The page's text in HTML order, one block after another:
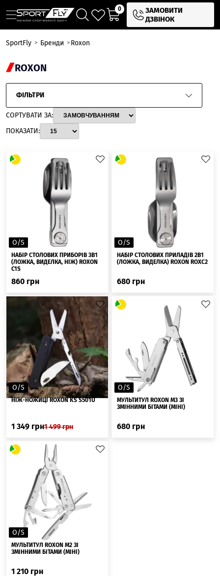
0
ЗАМОВИТИ
ДЗВІНОК
SportFly Бренди Roxon
ROXON
ФІЛЬТРИ
СОРТУВАТИ ЗА:
ПОКАЗАТИ:
O/S
НАБІР СТОЛОВИХ ПРИБОРІВ 3В1
(ЛОЖКА, ВИДЕЛКА, НІЖ) ROXON
C1S
860 грн
O/S
НАБІР СТОЛОВИХ ПРИЛАДІВ 2В1
(ЛОЖКА, ВИДЕЛКА) ROXON ROXC2
680 грн
O/S
НІЖ-НОЖИЦІ ROXON KS S501U
1 349 грн1 499грн
O/S
МУЛЬТИТУЛ ROXON M3 ЗІ
ЗМІННИМИ БІТАМИ (МІНІ)
680 грн
O/S
МУЛЬТИТУЛ ROXON M2 ЗІ
ЗМІННИМИ БІТАМИ (МІНІ)
1 210 грн